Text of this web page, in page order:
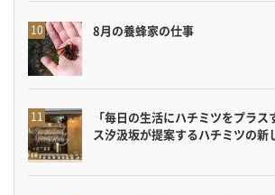
8月の養蜂家の仕事
「毎日の生活にハチミツをプラ
ス汐汲坂が提案するハチミツの新